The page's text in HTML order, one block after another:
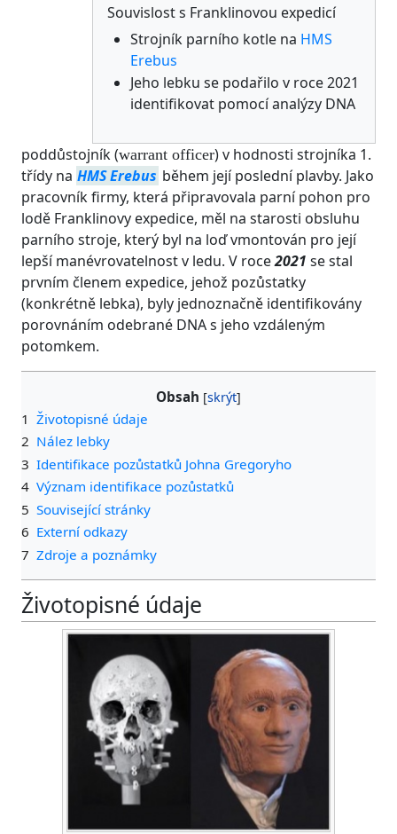
Souvislost s Franklinovou expedicí
Strojník parního kotle na HMS
Erebus
Jeho lebku se podařilo v roce 2021
identifikovat pomocí analýzy DNA
poddůstojník (warrant officer) v hodnosti strojníka 1.
třídy na HMS Erebus během její poslední plavby. Jako
pracovník firmy, která připravovala parní pohon pro
lodě Franklinovy expedice, měl na starosti obsluhu
parního stroje, který byl na loď vmontován pro její
lepší manévrovatelnost v ledu. V roce2021 se stal
prvním členem expedice, jehož pozůstatky
(konkrétně lebka), byly jednoznačně identifikovány
porovnáním odebrané DNA s jeho vzdáleným
potomkem.
Obsah
1 Životopisné údaje
2 Nález lebky
3 Identifikace pozůstatků Johna Gregoryho
4 Význam identifikace pozůstatků
5 Související stránky
6 Externí odkazy
7 Zdroje a poznámky
Životopisné údaje